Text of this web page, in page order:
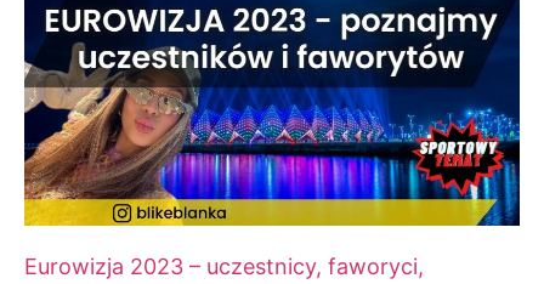
Eurowizja 2023 – uczestnicy, faworyci,